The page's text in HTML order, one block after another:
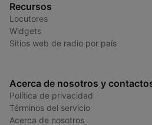
Recursos
Locutores
Widgets
Sitios web de radio por país
Acerca de nosotros y
Política de privacidad
Términos del servicio
Acerca de nosotros